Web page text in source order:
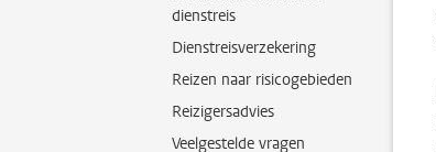
dienstreis
Dienstreisverzekering
Reizen naar risicogebieden
Reizigersadvies
Veelgestelde vragen